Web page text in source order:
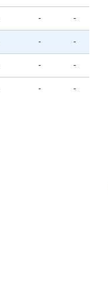
- -
- -
- -
- -